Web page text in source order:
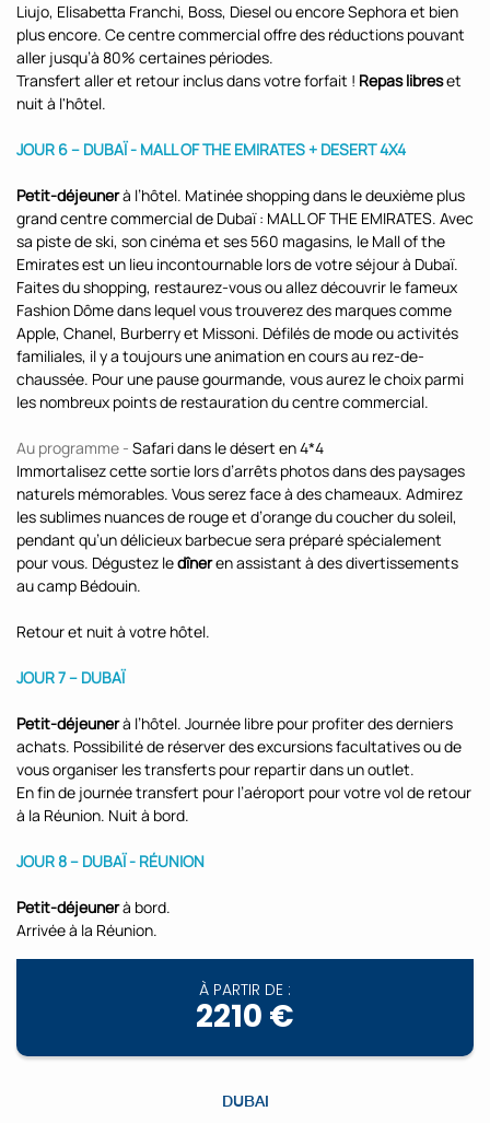
Liujo, Elisabetta Franchi, Boss, Diesel ou encore Sephora et bien
plus encore. Ce centre commercial offre des réductions pouvant
aller jusqu’à 80% certaines périodes.
Transfert aller et retour inclus dans votre forfait ! Repas libreset
nuit à l'hôtel.
JOUR 6 – DUBAÏ - MALL OF THE EMIRATES + DESERT 4X4
Petit-déjeunerà l’hôtel. Matinée shopping dans le deuxième plus
grand centre commercial de Dubaï : MALL OF THE EMIRATES. Avec
sa piste de ski, son cinéma et ses 560 magasins, le Mall of the
Emirates est un lieu incontournable lors de votre séjour à Dubaï.
Faites du shopping, restaurez-vous ou allez découvrir le fameux
Fashion Dôme dans lequel vous trouverez des marques comme
Apple, Chanel, Burberry et Missoni. Défilés de mode ou activités
familiales, il y a toujours une animation en cours au rez-de-
chaussée. Pour une pause gourmande, vous aurez le choix parmi
les nombreux points de restauration du centre commercial.
Au programme - Safari dans le désert en 4*4
Immortalisez cette sortie lors d’arrêts photos dans des paysages
naturels mémorables. Vous serez face à des chameaux. Admirez
les sublimes nuances de rouge et d’orange du coucher du soleil,
pendant qu’un délicieux barbecue sera préparé spécialement
pour vous. Dégustez ledîneren assistant à des divertissements
au camp Bédouin.
Retour et nuit à votre hôtel.
JOUR 7 – DUBAÏ
Petit-déjeunerà l’hôtel. Journée libre pour profiter des derniers
achats. Possibilité de réserver des excursions facultatives ou de
vous organiser les transferts pour repartir dans un outlet.
En fin de journée transfert pour l’aéroport pour votre vol de retour
à la Réunion. Nuit à bord.
JOUR 8 – DUBAÏ - RÉUNION
Petit-déjeunerà bord.
Arrivée à la Réunion.
À PARTIR DE :
2210 €
DUBAI